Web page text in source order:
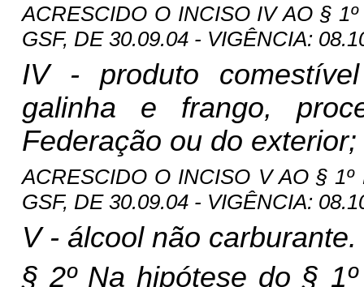
ACRESCIDO O INCISO IV AO §
GSF, DE 30.09.04 - VIGÊNCIA:
IV - produto
galinha e frango,
Federação ou do exterior;
ACRESCIDO O INCISO V AO § 1º
GSF, DE 30.09.04 - VIGÊNCIA:
V - álcool não carburante.
§ 2º Na hipótese do §